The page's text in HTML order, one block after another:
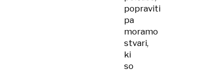
popraviti
pa
moramo
stvari,
ki
so